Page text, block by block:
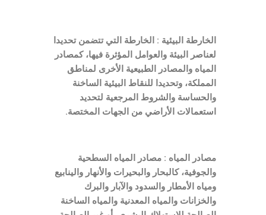
الخارطة البيئية : الخارطة التي تتضمن تحديدا
لعناصر البيئة والعوامل المؤثرة فيها، كمصادر
المياه والمصادر الطبيعية الأخرى لمناطق
المملكة، وتحديدا للنقاط البيئية الساخنة
والحساسة والشروط المرجعية لتحديد
استعمالات الأراضي من الجهات المختصة.
مصادر المياه : مصادر المياه السطحية
والجوفية، كالبحار والبحيرات والأنهار والينابيع
ومياه الأمطار والسدود والآبار والبرك
والخزانات والمياه المعدنية والمياه الساخنة